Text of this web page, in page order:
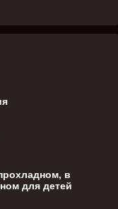
в
для детей